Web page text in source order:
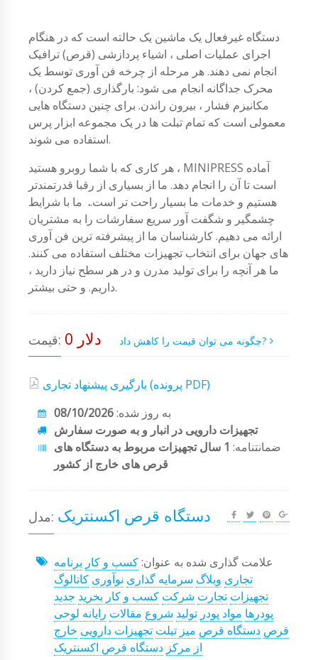
دستگاه غیرفعال یک ماشین یک حالته است که در هنگام
اجرای عملیات اصلی ، اشیاء پردازشی (قرص) ترافیک
انجام نمی دهند. هر مرحله از چرخه فن آوری توسط یک
محرک جداگانه انجام می شود: بارگذاری (جمع کردن) ،
مکانیزم فشار ، بیرون راندن. برای چنین دستگاه هایی
معمولی است که تمام تبلت ها در یک مجموعه ابزار پرس
استفاده می شوند.
هر کاری که با شما روبرو هستید ، MINIPRESS آماده
است تا آن را انجام دهد. ما از بسیاری از رقبا قدرتمندتر
هستیم و خدمات ما بسیار راحت تر است.. ما با شرایط
چشمگیر و شگفت آور سریع سفارشات را به مشتریان
ارائه می دهیم. کارشناسان ما از پیشرفته ترین فن آوری
های جهان برای انتخاب تجهیزات مختلف استفاده می کنند.
ما هر آنچه را برای تولید مدرن و در هر سطح نیاز دارید ،
داریم. و حتی بیشتر.
قیمت: 0 دلار چگونه می توان قیمت را کاهش داد?
بارگیری پیشنهاد تجاری (پرونده PDF)
به روز شده:08/10/2026
تجهیزات دارویی در انبار و به صورت سفارش
ضمانتنامه:
1 سال تجهیزات مربوط به دستگاه های
قرص های خارج از کشور
مدل: دستگاه قرص اکسنتریک
علامت گذاری شده به عنوان:کسب و کار برنامه
تجاری وبلاگ سرمایه گذاری نوآوری کاتالوگ
تجهیزات تجارت شرکت کسب و کار بخرید جدید
پودرها مواد پودر تولید شروع مقالات رایانه لوحی
قرص دستگاه قرص میز تبلت تجهیزات دارویی خارج
از مرکز دستگاه قرص اکسنتریک